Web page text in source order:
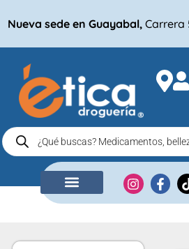
Nueva sede en Guayabal, Carrera